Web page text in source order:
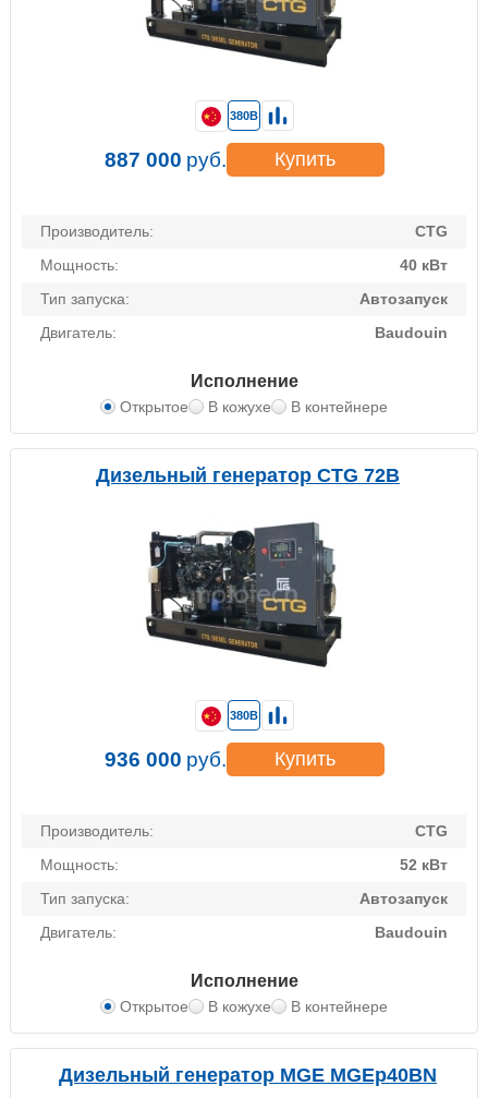
Производитель:
CTG
Мощность:
40 кВт
Тип запуска:
Автозапуск
Двигатель:
Baudouin
Исполнение
Открытое В кожухе В контейнере
380В
887 000 руб. Купить
Дизельный генератор CTG 72B
Производитель:
CTG
Мощность:
52 кВт
Тип запуска:
Автозапуск
Двигатель:
Baudouin
Исполнение
Открытое В кожухе В контейнере
380В
936 000 руб. Купить
Дизельный генератор MGE MGEp40BN